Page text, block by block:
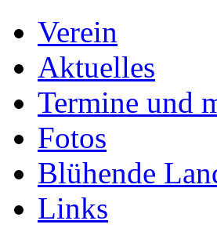
Verein
Aktuelles
Termine und
Fotos
Blühende
Links